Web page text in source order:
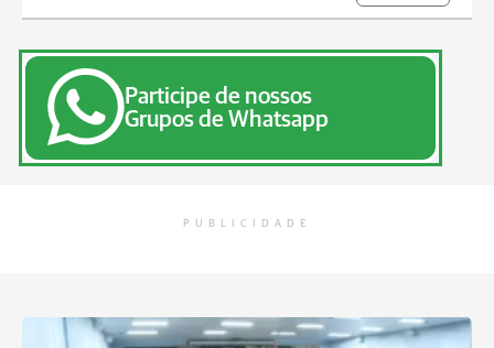
Participe de nossos
Grupos de Whatsapp
PUBLICIDADE